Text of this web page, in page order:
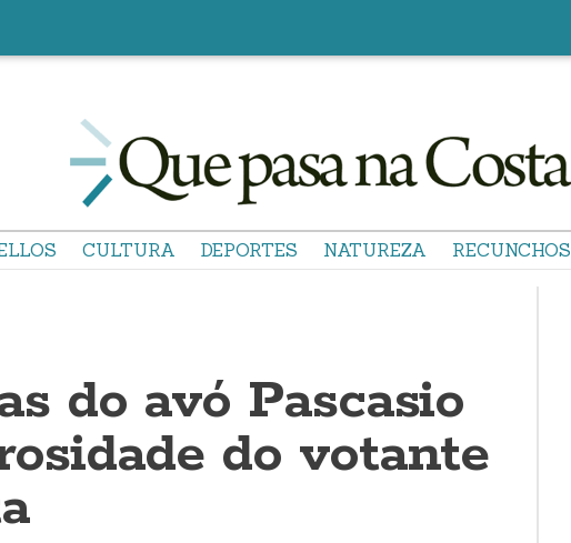
CULTURA DEPORTES NATUREZA RECUNCHOS
do avó Pascasio
do votante